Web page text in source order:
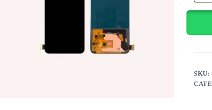
Oled
SKU: